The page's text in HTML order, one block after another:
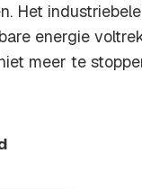
Het
energie
meer te